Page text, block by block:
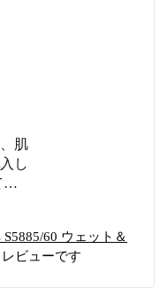
購
肌
し
な
し
リ
な
S5885/60 ウェット＆
ビューです